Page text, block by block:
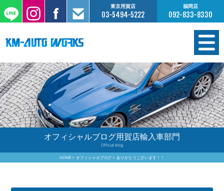
東京用賀店
03-5494-5222
福岡店
092-833-8330
在庫情報
オーダー販売
工場サービス
保証について
オフィシャルブログ用賀店輸入車部門
Official blog
HOME オフィシャルブログ ありがとうございます！！